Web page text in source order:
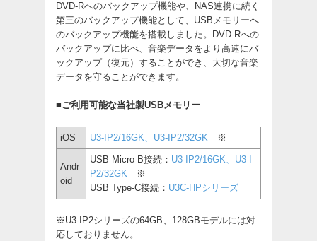
DVD-Rへのバックアップ機能や、NAS連携に続く
第三のバックアップ機能として、USBメモリーへ
のバックアップ機能を搭載しました。DVD-Rへの
バックアップに比べ、音楽データをより高速にバ
ックアップ（復元）することができ、大切な音楽
データを守ることができます。
■ご利用可能な当社製USBメモリー
iOS U3-IP2/16GK、U3-IP2/32GK ※
Andr
oid
USB Micro B接続： U3-IP2/16GK、U3-I
P2/32GK ※
USB Type-C接続： U3C-HPシリーズ
※U3-IP2シリーズの64GB、128GBモデルには対
応しておりません。